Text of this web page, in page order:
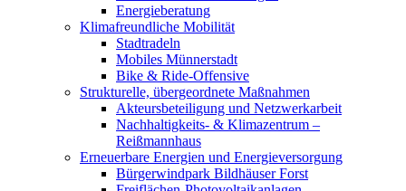
Energieberatung
Klimafreundliche Mobilität
Stadtradeln
Mobiles Münnerstadt
Bike & Ride-Offensive
Strukturelle, übergeordnete Maßnahmen
Akteursbeteiligung und Netzwerkarbeit
Nachhaltigkeits- & Klimazentrum –
Reißmannhaus
Erneuerbare Energien und Energieversorgung
Bürgerwindpark Bildhäuser Forst